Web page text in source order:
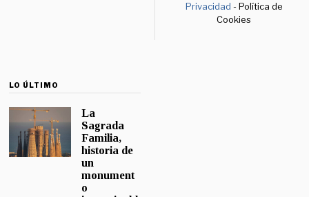
Privacidad - Política de
Cookies
LO ÚLTIMO
La
Sagrada
Familia,
historia de
un
monument
o